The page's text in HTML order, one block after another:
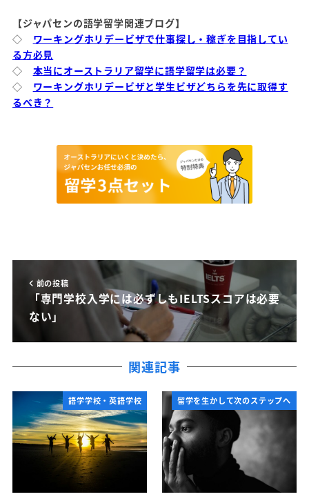
【ジャパセンの語学留学関連ブログ】
◇ ワーキングホリデービザで仕事探し・稼ぎを目指してい
る方必見
◇ 本当にオーストラリア留学に語学留学は必要？
◇ ワーキングホリデービザと学生ビザどちらを先に取得す
るべき？
前の投稿
「専門学校入学には必ずしもIELTSスコアは必要
ない」
関連記事
語学学校・英語学校 留学を生かして次のステップへ